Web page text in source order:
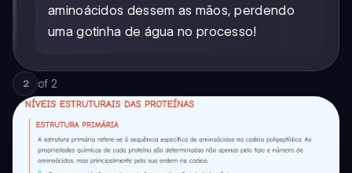
aminoácidos dessem as mãos, perdendo
uma gotinha de água no processo!
2 of 2